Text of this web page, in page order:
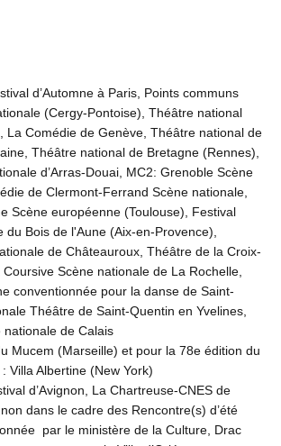
d’Automne à Paris, Points communs
(Cergy-Pontoise), Théâtre national
La Comédie de Genève, Théâtre national de
Théâtre national de Bretagne (Rennes),
d’Arras-Douai, MC2: Grenoble Scène
de Clermont-Ferrand Scène nationale,
Scène européenne (Toulouse), Festival
du Bois de l'Aune (Aix-en-Provence),
de Châteauroux, Théâtre de la Croix-
Scène nationale de La Rochelle,
conventionnée pour la danse de Saint-
Théâtre de Saint-Quentin en Yvelines,
nationale de Calais
Mucem (Marseille) et pour la 78e édition du
Villa Albertine (New York)
d’Avignon, La Chartreuse-CNES de
dans le cadre des Rencontre(s) d’été
par le ministère de la Culture, Drac